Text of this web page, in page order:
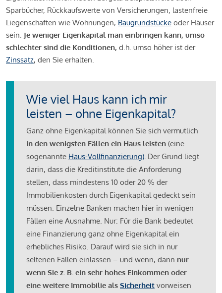
Sparbücher, Rückkaufswerte von Versicherungen, lastenfreie
Liegenschaften wie Wohnungen, Baugrundstücke oder Häuser
sein. Je weniger Eigenkapital man einbringen kann, umso
schlechter sind die Konditionen, d.h. umso höher ist der
Zinssatz, den Sie erhalten.
Wie viel Haus kann ich mir
leisten – ohne Eigenkapital?
Ganz ohne Eigenkapital können Sie sich vermutlich
in den wenigsten Fällen ein Haus leisten (eine
sogenannte Haus-Vollfinanzierung). Der Grund liegt
darin, dass die Kreditinstitute die Anforderung
stellen, dass mindestens 10 oder 20 % der
Immobilienkosten durch Eigenkapital gedeckt sein
müssen. Einzelne Banken machen hier in wenigen
Fällen eine Ausnahme. Nur: Für die Bank bedeutet
eine Finanzierung ganz ohne Eigenkapital ein
erhebliches Risiko. Darauf wird sie sich in nur
seltenen Fällen einlassen – und wenn, dann nur
wenn Sie z. B. ein sehr hohes Einkommen oder
eine weitere Immobilie als Sicherheit vorweisen